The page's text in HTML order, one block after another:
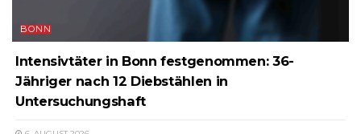
BONN
Intensivtäter in Bonn festgenommen: 36-
Jähriger nach 12 Diebstählen in
Untersuchungshaft